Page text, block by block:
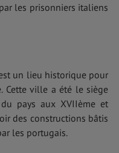
les prisonniers italiens
un lieu historique pour
Cette ville a été le siège
pays aux XVIIème et
des constructions bâtis
les portugais.